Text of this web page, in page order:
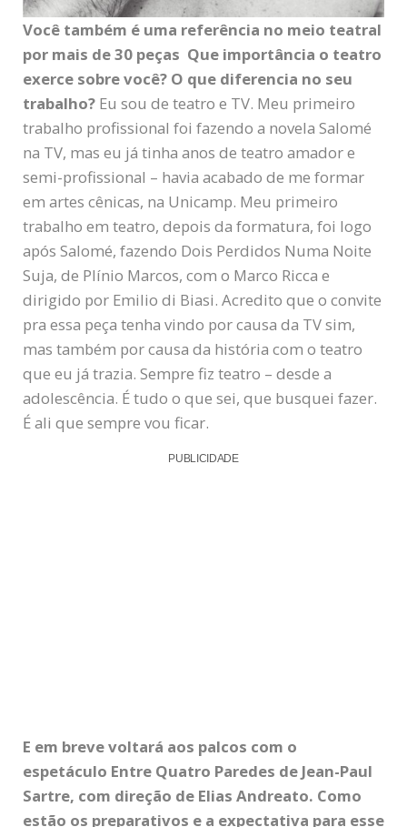
Você também é uma referência no meio teatral
por mais de 30 peças Que importância o teatro
exerce sobre você? O que diferencia no seu
trabalho? Eu sou de teatro e TV. Meu primeiro
trabalho profissional foi fazendo a novela Salomé
na TV, mas eu já tinha anos de teatro amador e
semi-profissional – havia acabado de me formar
em artes cênicas, na Unicamp. Meu primeiro
trabalho em teatro, depois da formatura, foi logo
após Salomé, fazendo Dois Perdidos Numa Noite
Suja, de Plínio Marcos, com o Marco Ricca e
dirigido por Emilio di Biasi. Acredito que o convite
pra essa peça tenha vindo por causa da TV sim,
mas também por causa da história com o teatro
que eu já trazia. Sempre fiz teatro – desde a
adolescência. É tudo o que sei, que busquei fazer.
É ali que sempre vou ficar.
PUBLICIDADE
E em breve voltará aos palcos com o
espetáculo Entre Quatro Paredes de Jean-Paul
Sartre, com direção de Elias Andreato. Como
estão os preparativos e a expectativa para esse